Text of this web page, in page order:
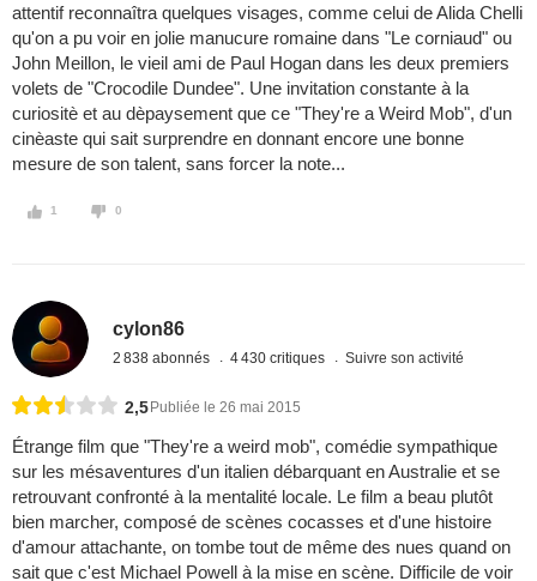
attentif reconnaîtra quelques visages, comme celui de Alida Chelli
qu'on a pu voir en jolie manucure romaine dans "Le corniaud" ou
John Meillon, le vieil ami de Paul Hogan dans les deux premiers
volets de "Crocodile Dundee". Une invitation constante à la
curiositè et au dèpaysement que ce "They're a Weird Mob", d'un
cinèaste qui sait surprendre en donnant encore une bonne
mesure de son talent, sans forcer la note...
1 0
cylon86
2 838 abonnés 4 430 critiques Suivre son activité
2,5 Publiée le 26 mai 2015
Étrange film que "They're a weird mob", comédie sympathique
sur les mésaventures d'un italien débarquant en Australie et se
retrouvant confronté à la mentalité locale. Le film a beau plutôt
bien marcher, composé de scènes cocasses et d'une histoire
d'amour attachante, on tombe tout de même des nues quand on
sait que c'est Michael Powell à la mise en scène. Difficile de voir